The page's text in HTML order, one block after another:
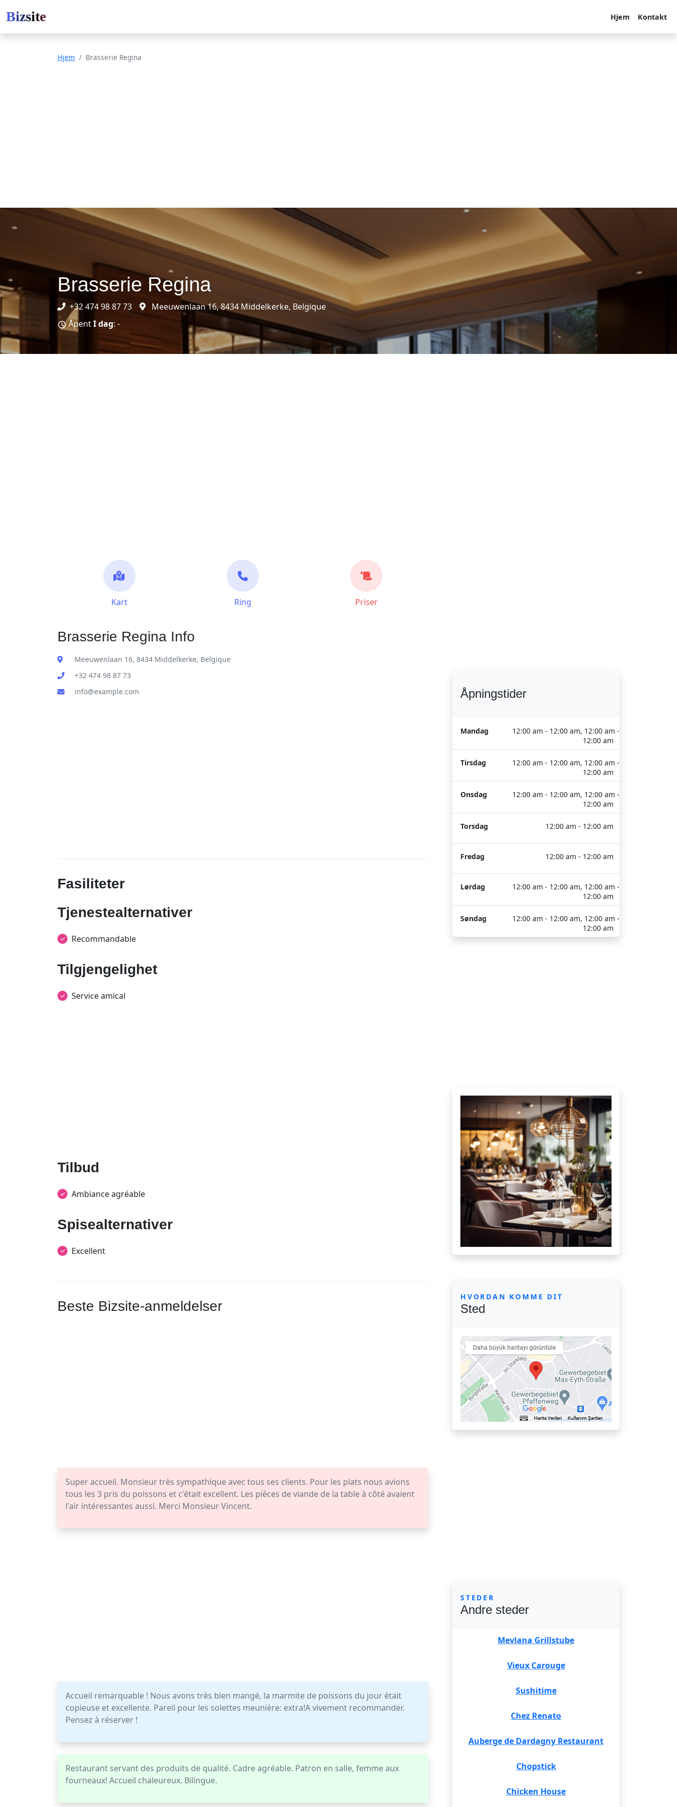
Bizsite Hjem Kontakt
Hjem Brasserie Regina
Brasserie Regina
+32 474 98 87 73
Meeuwenlaan 16, 8434 Middelkerke, Belgique
ÅpentI dag: -
Kart Ring Priser
Brasserie Regina Info
Meeuwenlaan 16, 8434 Middelkerke, Belgique
+32 474 98 87 73
info@example.com
Fasiliteter
Tjenestealternativer
Recommandable
Tilgjengelighet
Service amical
Tilbud
Ambiance agréable
Spisealternativer
Excellent
Beste Bizsite-anmeldelser
Super accueil. Monsieur très sympathique avec tous ses clients. Pour les plats nous avions
tous les 3 pris du poissons et c'était excellent. Les pièces de viande de la table à côté avaient
l'air intéressantes aussi. Merci Monsieur Vincent.
Accueil remarquable ! Nous avons très bien mangé, la marmite de poissons du jour était
copieuse et excellente. Pareil pour les solettes meunière: extra!A vivement recommander.
Pensez à réserver !
Restaurant servant des produits de qualité. Cadre agréable. Patron en salle, femme aux
fourneaux! Accueil chaleureux. Bilingue.
Åpningstider
Mandag
12:00 am - 12:00 am, 12:00 am -
12:00 am
Tirsdag
12:00 am - 12:00 am, 12:00 am -
12:00 am
Onsdag
12:00 am - 12:00 am, 12:00 am -
12:00 am
Torsdag 12:00 am - 12:00 am
Fredag 12:00 am - 12:00 am
Lørdag
12:00 am - 12:00 am, 12:00 am -
12:00 am
Søndag
12:00 am - 12:00 am, 12:00 am -
12:00 am
HVORDAN KOMME DIT
Sted
STEDER
Andre steder
Mevlana Grillstube
Vieux Carouge
Sushitime
Chez Renato
Auberge de Dardagny Restaurant
Chopstick
Chicken House